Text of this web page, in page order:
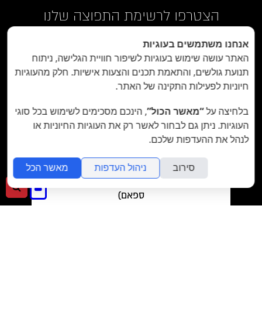
הצטרפו לרשימת התפוצה שלנו
מאשר/ת את תנאי השימוש והצטרפות למאגר
ספאם)
כניסה
לאתר
אנחנו משתמשים בעוגיות
האתר עושה שימוש בעוגיות לשיפור חוויית הגלישה, ניתוח
תנועת גולשים, והתאמת תכנים והצעות אישיות. חלק מהעוגיות
חיוניות לפעילות התקינה של האתר.
בלחיצה על“מאשר הכול”, הינכם מסכימים לשימוש בכל סוגי
העוגיות. ניתן גם לבחור לאשר רק את העוגיות החיוניות או
לנהל את ההעדפות שלכם.
סירוב ניהול העדפות מאשר הכל